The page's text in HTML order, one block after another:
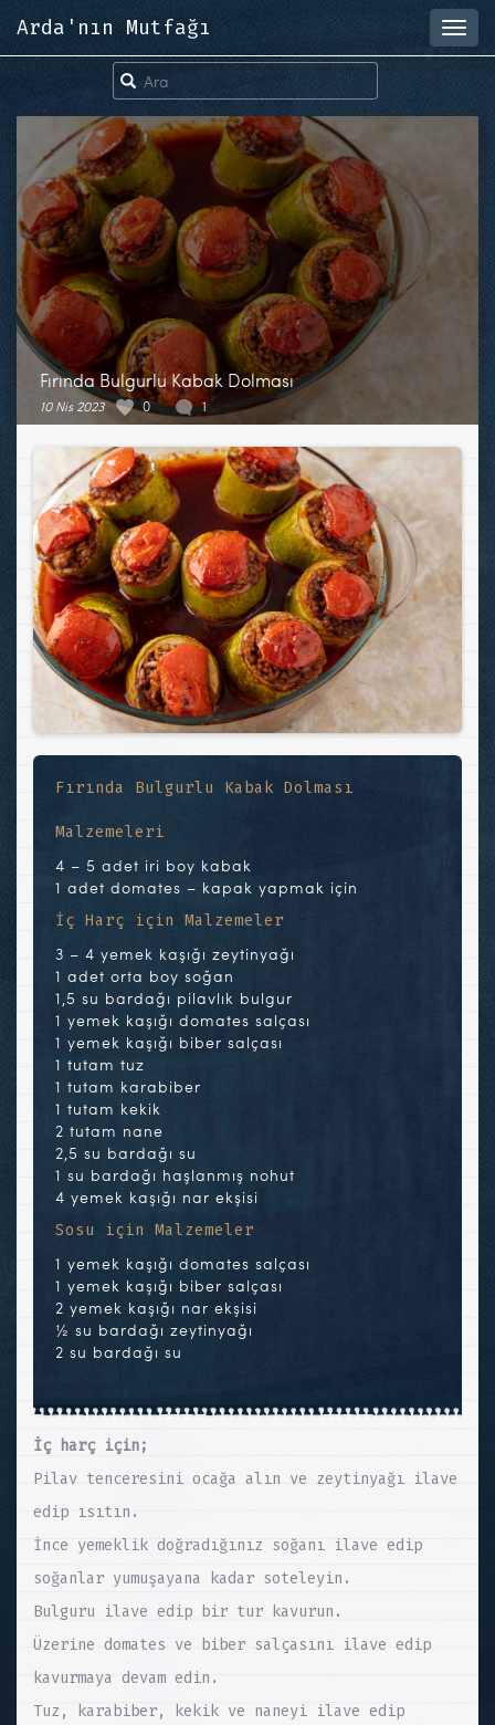
Arda'nın Mutfağı
Fırında Bulgurlu Kabak Dolması
10 Nis 2023 0 1
Fırında Bulgurlu Kabak Dolması
Malzemeleri
4 – 5 adet iri boy kabak
1 adet domates – kapak yapmak için
İç Harç için Malzemeler
3 – 4 yemek kaşığı zeytinyağı
1 adet orta boy soğan
1,5 su bardağı pilavlık bulgur
1 yemek kaşığı domates salçası
1 yemek kaşığı biber salçası
1 tutam tuz
1 tutam karabiber
1 tutam kekik
2 tutam nane
2,5 su bardağı su
1 su bardağı haşlanmış nohut
4 yemek kaşığı nar ekşisi
Sosu için Malzemeler
1 yemek kaşığı domates salçası
1 yemek kaşığı biber salçası
2 yemek kaşığı nar ekşisi
½ su bardağı zeytinyağı
2 su bardağı su
İç harç için;
Pilav tenceresini ocağa alın ve zeytinyağı ilave
edip ısıtın.
İnce yemeklik doğradığınız soğanı ilave edip
soğanlar yumuşayana kadar soteleyin.
Bulguru ilave edip bir tur kavurun.
Üzerine domates ve biber salçasını ilave edip
kavurmaya devam edin.
Tuz, karabiber, kekik ve naneyi ilave edip